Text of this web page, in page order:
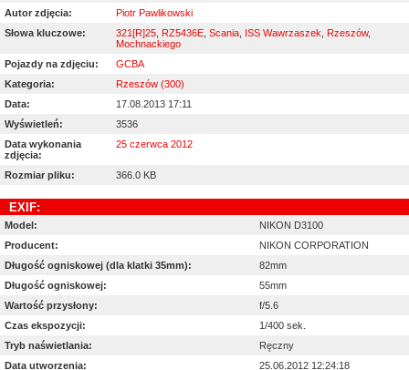
Autor zdjęcia:
Piotr Pawlikowski
Słowa kluczowe:
321[R]25 RZ5436E Scania ISS Wawrzaszek Rzeszów,
Mochnackiego
Pojazdy na zdjęciu:
GCBA
Kategoria:
Rzeszów (300)
Data:
17.08.2013 17:11
Wyświetleń:
3536
Data wykonania
zdjęcia:
25 czerwca 2012
Rozmiar pliku: 366.0 KB
EXIF:
Model:
NIKON D3100
Producent:
NIKON CORPORATION
Długość ogniskowej (dla klatki 35mm):
82mm
Długość ogniskowej:
55mm
Wartość przysłony:
f/5.6
Czas ekspozycji:
1/400 sek.
Tryb naświetlania:
Ręczny
Data utworzenia:
25.06.2012 12:24:18